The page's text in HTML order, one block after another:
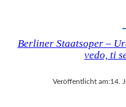
Berliner Staatsoper –
vedo, ti
Veröffentlicht am:14.